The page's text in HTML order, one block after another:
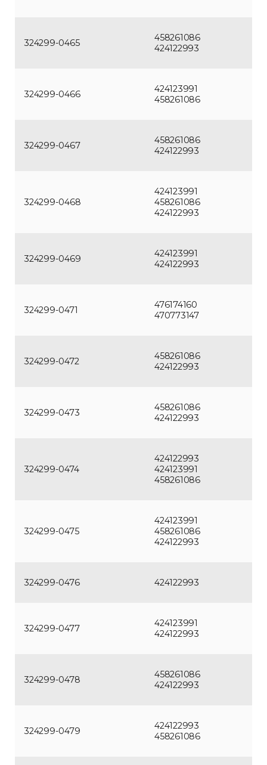
324299-0465
458261086
424122993
324299-0466
424123991
458261086
324299-0467
458261086
424122993
324299-0468
424123991
458261086
424122993
324299-0469
424123991
424122993
324299-0471
476174160
470773147
324299-0472
458261086
424122993
324299-0473
458261086
424122993
324299-0474
424122993
424123991
458261086
324299-0475
424123991
458261086
424122993
324299-0476 424122993
324299-0477
424123991
424122993
324299-0478
458261086
424122993
324299-0479
424122993
458261086